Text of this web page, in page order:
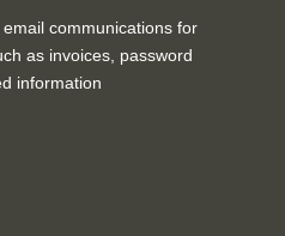
communications for
as invoices, password
information